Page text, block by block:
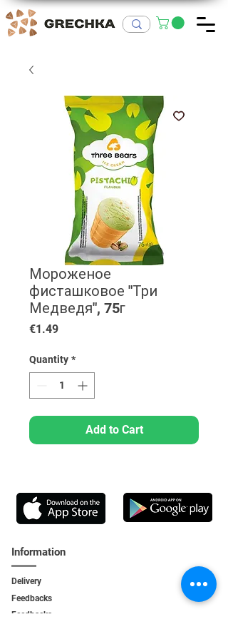
Мороженое
фисташковое "Три
Медведя", 75г
€1.49Price
Quantity *
Add to Cart
Information
Delivery
Feedbacks
Feedbacks